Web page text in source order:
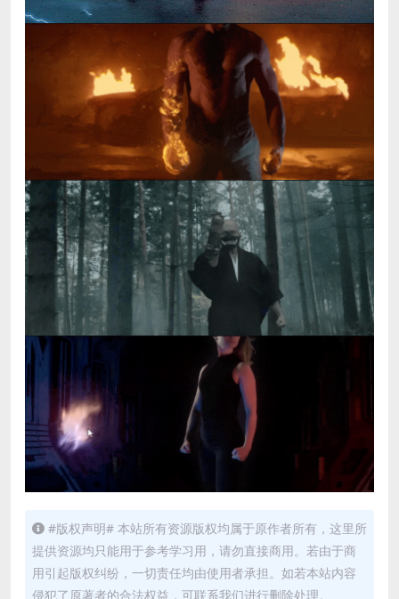
#版权声明# 本站所有资源版权均属于原作者所有，这里所
提供资源均只能用于参考学习用，请勿直接商用。若由于商
用引起版权纠纷，一切责任均由使用者承担。如若本站内容
侵犯了原著者的合法权益，可联系我们进行删除处理。